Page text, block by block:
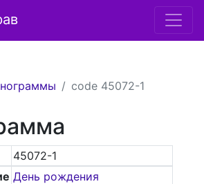
code 45072-1
45072-1
День рождения